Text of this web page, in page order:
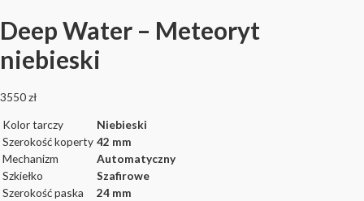
Deep Water – Meteoryt
niebieski
3550zł
Kolor tarczy
Niebieski
Szerokość koperty 42 mm
Mechanizm
Automatyczny
Szkiełko
Szafirowe
Szerokość paska
24 mm